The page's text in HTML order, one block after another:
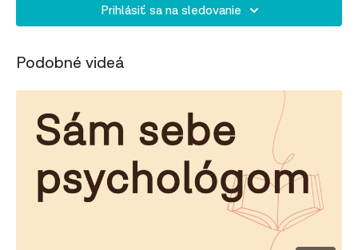
Prihlásiť sa na sledovanie
Podobné videá